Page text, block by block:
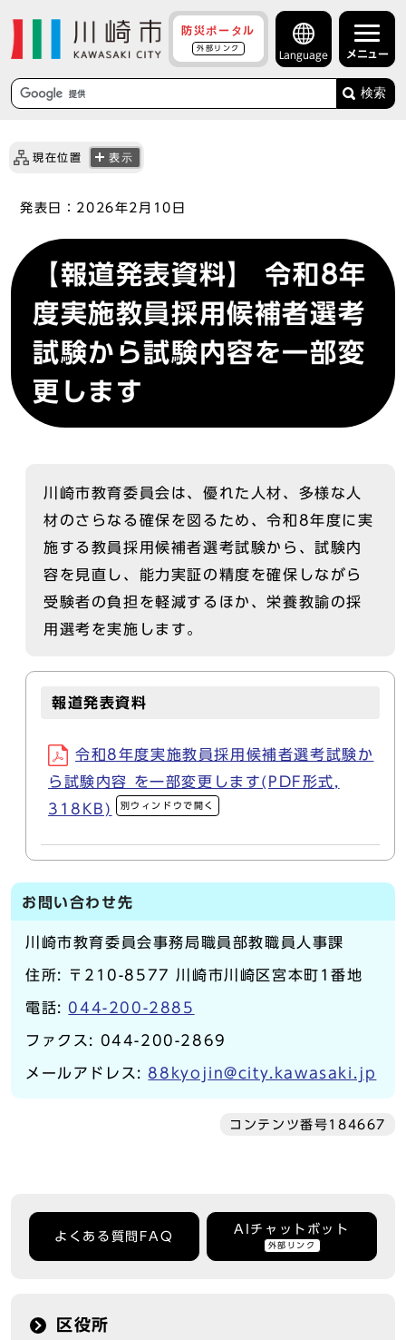
防災ポータル
外部リンク
Language メニュー
検索
現在位置 表示
発表日： 2026年2月10日
【報道発表資料】 令和8年
度実施教員採用候補者選考
試験から試験内容を一部変
更します
川崎市教育委員会は、優れた人材、多様な人
材のさらなる確保を図るため、令和8年度に実
施する教員採用候補者選考試験から、試験内
容を見直し、能力実証の精度を確保しながら
受験者の負担を軽減するほか、栄養教諭の採
用選考を実施します。
報道発表資料
令和8年度実施教員採用候補者選考試験か
ら試験内容 を一部変更します(PDF形式,
318KB)
別ウィンドウで開く
お問い合わせ先
川崎市教育委員会事務局職員部教職員人事課
住所: 〒210-8577 川崎市川崎区宮本町1番地
電話: 044-200-2885
ファクス: 044-200-2869
メールアドレス:88kyojin@city.kawasaki.jp
コンテンツ番号184667
よくある質問FAQ
AIチャットボット
外部リンク
区役所